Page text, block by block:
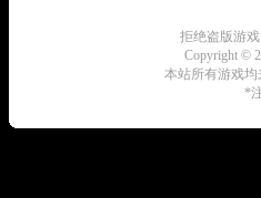
拒绝盗版游
Copyright ©
本站所有游戏均
*